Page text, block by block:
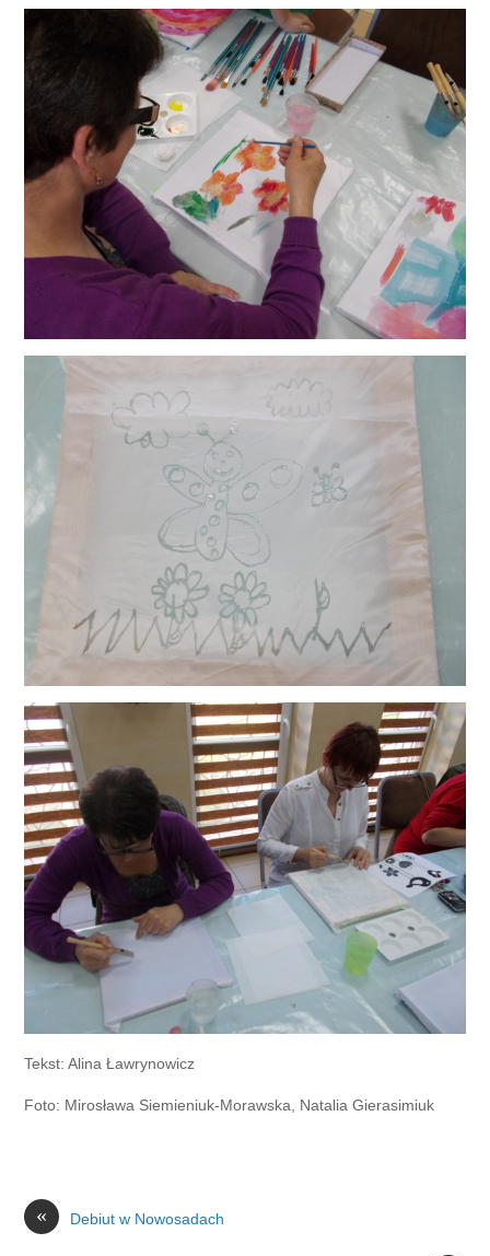
Tekst: Alina Ławrynowicz
Foto: Mirosława Siemieniuk-Morawska, Natalia Gierasimiuk
« Debiut w Nowosadach